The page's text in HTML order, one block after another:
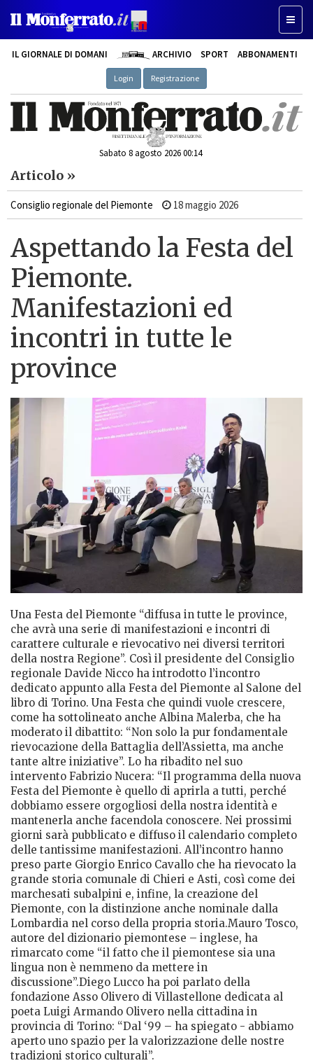
IL GIORNALE DI DOMANI ARCHIVIO SPORT ABBONAMENTI
Login Registrazione
Sabato 8 agosto 2026 00:14
Articolo »
Consiglio regionale del Piemonte 18 maggio 2026
Aspettando la Festa del
Piemonte.
Manifestazioni ed
incontri in tutte le
province
Una Festa del Piemonte “diffusa in tutte le province,
che avrà una serie di manifestazioni e incontri di
carattere culturale e rievocativo nei diversi territori
della nostra Regione”. Così il presidente del Consiglio
regionale Davide Nicco ha introdotto l’incontro
dedicato appunto alla Festa del Piemonte al Salone del
libro di Torino. Una Festa che quindi vuole crescere,
come ha sottolineato anche Albina Malerba, che ha
moderato il dibattito: “Non solo la pur fondamentale
rievocazione della Battaglia dell’Assietta, ma anche
tante altre iniziative”. Lo ha ribadito nel suo
intervento Fabrizio Nucera: “Il programma della nuova
Festa del Piemonte è quello di aprirla a tutti, perché
dobbiamo essere orgogliosi della nostra identità e
mantenerla anche facendola conoscere. Nei prossimi
giorni sarà pubblicato e diffuso il calendario completo
delle tantissime manifestazioni. All’incontro hanno
preso parte Giorgio Enrico Cavallo che ha rievocato la
grande storia comunale di Chieri e Asti, così come dei
marchesati subalpini e, infine, la creazione del
Piemonte, con la distinzione anche nominale dalla
Lombardia nel corso della propria storia.Mauro Tosco,
autore del dizionario piemontese – inglese, ha
rimarcato come “il fatto che il piemontese sia una
lingua non è nemmeno da mettere in
discussione”.Diego Lucco ha poi parlato della
fondazione Asso Olivero di Villastellone dedicata al
poeta Luigi Armando Olivero nella cittadina in
provincia di Torino: “Dal ‘99 – ha spiegato - abbiamo
aperto uno spazio per la valorizzazione delle nostre
tradizioni storico culturali”.